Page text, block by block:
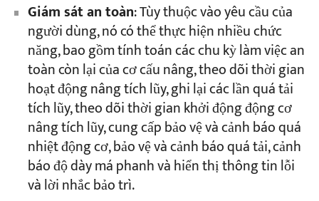
Giám sát an toàn: Tùy thuộc vào yêu cầu của
người dùng, nó có thể thực hiện nhiều chức
năng, bao gồm tính toán các chu kỳ làm việc an
toàn còn lại của cơ cấu nâng, theo dõi thời gian
hoạt động nâng tích lũy, ghi lại các lần quá tải
tích lũy, theo dõi thời gian khởi động động cơ
nâng tích lũy, cung cấp bảo vệ và cảnh báo quá
nhiệt động cơ, bảo vệ và cảnh báo quá tải, cảnh
báo độ dày má phanh và hiển thị thông tin lỗi
và lời nhắc bảo trì.